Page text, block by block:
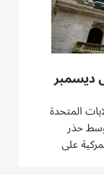
ديسمبر
المتحدة
حذر
على